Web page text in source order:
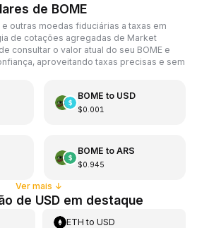
de BOME
e outras moedas fiduciárias a taxas em
de cotações agregadas de Market
consultar o valor atual do seu BOME e
aproveitando taxas precisas e sem
BOME to USD
$0.001
BOME to ARS
$0.945
Ver mais ↓
de USD em destaque
ETH toUSD